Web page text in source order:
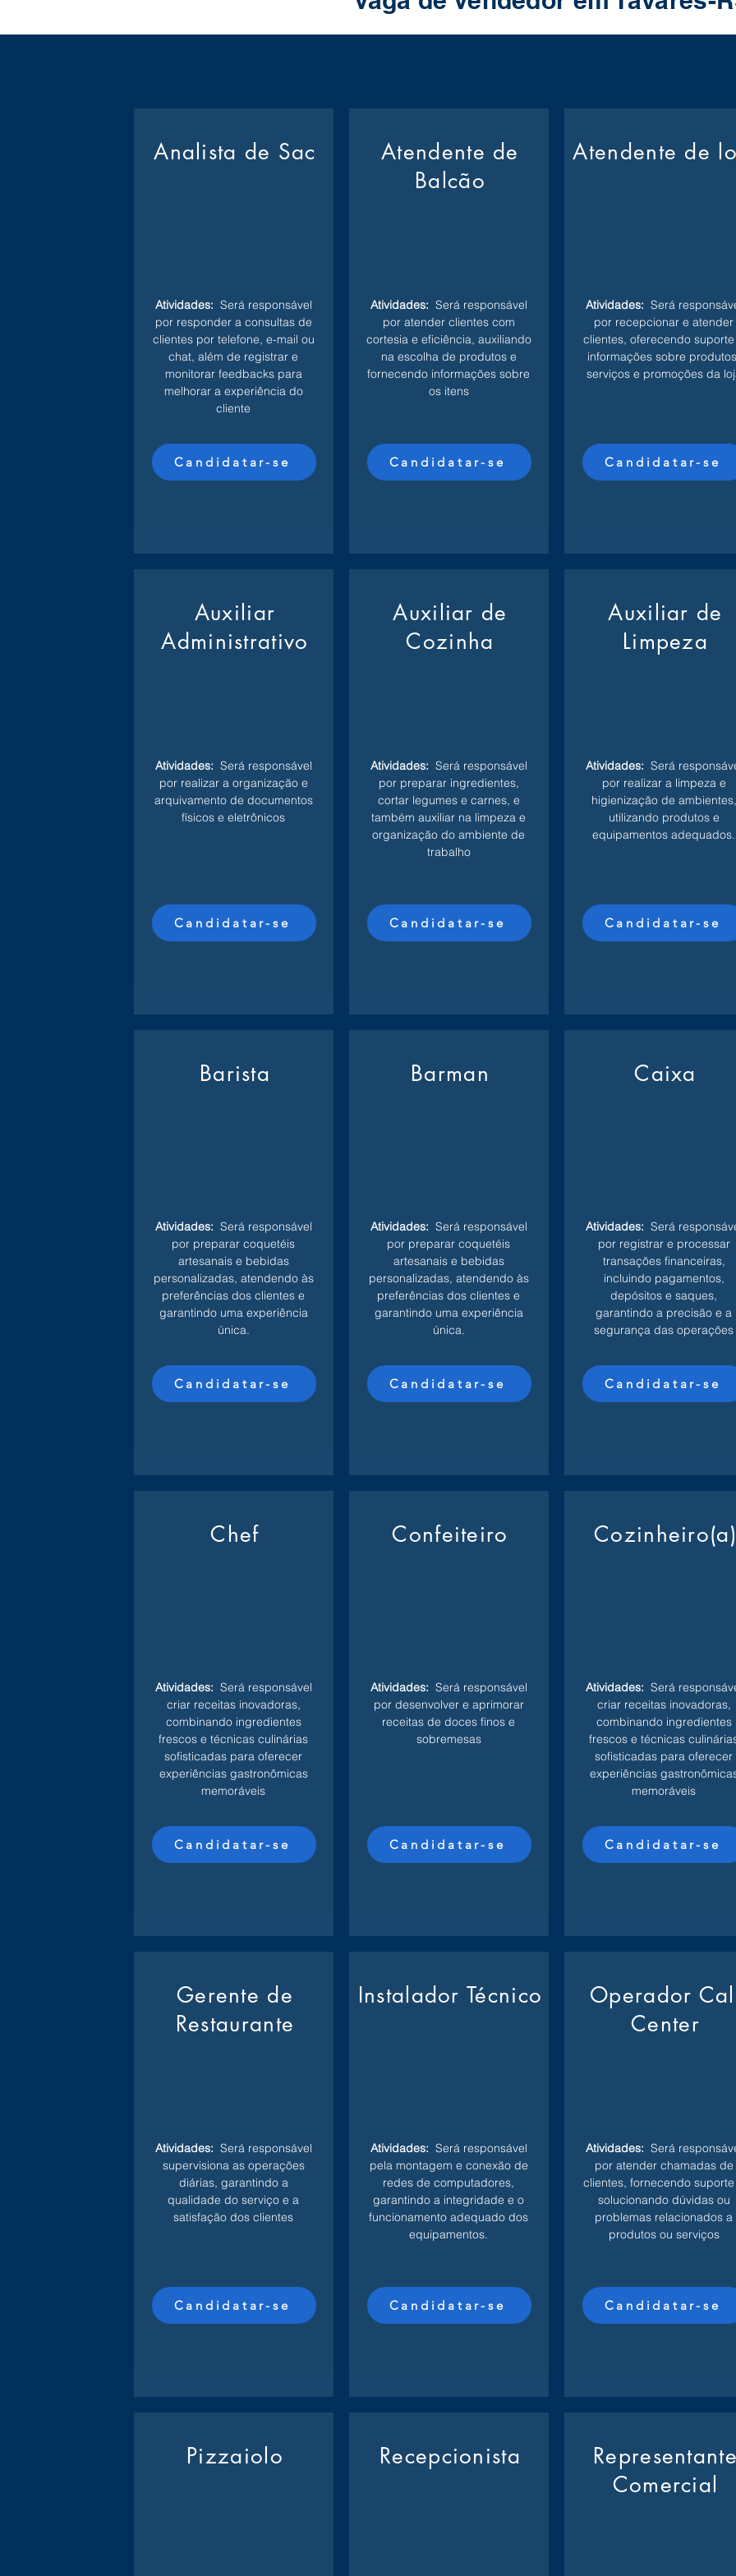
Analista de Sac
Atividades: Será responsável
por responder a consultas de
clientes por telefone, e-mail ou
chat, além de registrar e
monitorar feedbacks para
melhorar a experiência do
cliente
Candidatar-se
Auxiliar
Administrativo
Atividades: Será responsável
por realizar a organização e
arquivamento de documentos
físicos e eletrônicos
Candidatar-se
Barista
Atividades: Será responsável
por preparar coquetéis
artesanais e bebidas
personalizadas, atendendo às
preferências dos clientes e
garantindo uma experiência
única.
Candidatar-se
Chef
Atividades: Será responsável
criar receitas inovadoras,
combinando ingredientes
frescos e técnicas culinárias
sofisticadas para oferecer
experiências gastronômicas
memoráveis
Candidatar-se
Gerente de
Restaurante
Atividades: Será responsável
supervisiona as operações
diárias, garantindo a
qualidade do serviço e a
satisfação dos clientes
Candidatar-se
Pizzaiolo
Atendente de
Balcão
Atividades: Será responsável
por atender clientes com
cortesia e eficiência, auxiliando
na escolha de produtos e
fornecendo informações sobre
os itens
Candidatar-se
Auxiliar de
Cozinha
Atividades: Será responsável
por preparar ingredientes,
cortar legumes e carnes, e
também auxiliar na limpeza e
organização do ambiente de
trabalho
Candidatar-se
Barman
Atividades: Será responsável
por preparar coquetéis
artesanais e bebidas
personalizadas, atendendo às
preferências dos clientes e
garantindo uma experiência
única.
Candidatar-se
Confeiteiro
Atividades: Será responsável
por desenvolver e aprimorar
receitas de doces finos e
sobremesas
Candidatar-se
Instalador Técnico
Atividades: Será responsável
pela montagem e conexão de
redes de computadores,
garantindo a integridade e o
funcionamento adequado dos
equipamentos.
Candidatar-se
Recepcionista
Atendente de
Atividades: Será
por recepcionar e atender
clientes, oferecendo
informações sobre
serviços e promoções da
Candidatar-se
Auxiliar de
Limpeza
Atividades: Será
por realizar a limpeza e
higienização de ambientes,
utilizando produtos e
equipamentos adequados.
Candidatar-se
Caixa
Atividades: Será
por registrar e processar
transações financeiras,
incluindo pagamentos,
depósitos e saques,
garantindo a precisão e a
segurança das operações
Candidatar-se
Cozinheiro(a)
Atividades: Será
criar receitas inovadoras,
combinando ingredientes
frescos e técnicas
sofisticadas para oferecer
experiências
memoráveis
Candidatar-se
Operador
Center
Atividades: Será
por atender chamadas de
clientes, fornecendo
solucionando dúvidas ou
problemas relacionados a
produtos ou serviços
Candidatar-se
Comercial